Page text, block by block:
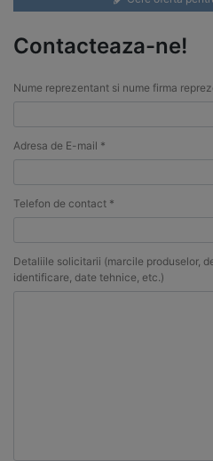
Contacteaza-ne!
Nume reprezentant si nume firma
Adresa de E-mail *
Telefon de contact *
Detaliile solicitarii (marcile produselor,
identificare, date tehnice, etc.)